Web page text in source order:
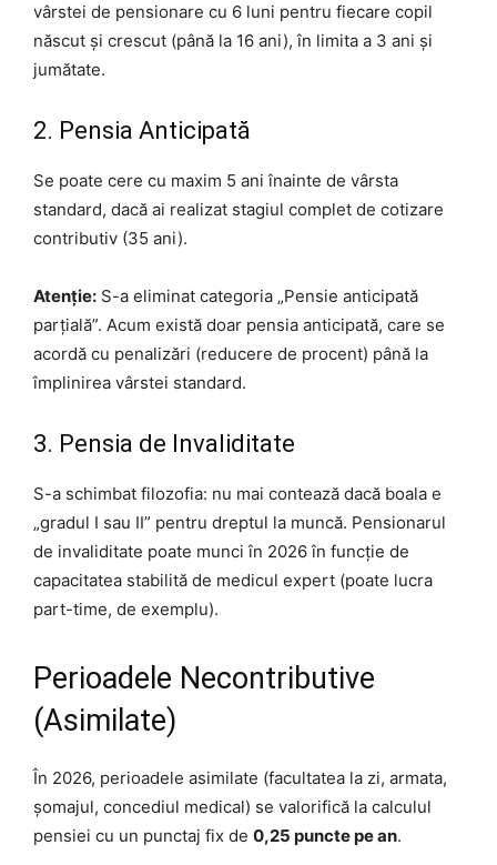
vârstei de pensionare cu 6 luni pentru fiecare copil
născut și crescut (până la 16 ani), în limita a 3 ani și
jumătate.
2. Pensia Anticipată
Se poate cere cu maxim 5 ani înainte de vârsta
standard, dacă ai realizat stagiul complet de cotizare
contributiv (35 ani).
Atenție: S-a eliminat categoria „Pensie anticipată
parțială”. Acum există doar pensia anticipată, care se
acordă cu penalizări (reducere de procent) până la
împlinirea vârstei standard.
3. Pensia de Invaliditate
S-a schimbat filozofia: nu mai contează dacă boala e
„gradul I sau II” pentru dreptul la muncă. Pensionarul
de invaliditate poate munci în 2026 în funcție de
capacitatea stabilită de medicul expert (poate lucra
part-time, de exemplu).
Perioadele Necontributive
(Asimilate)
În 2026, perioadele asimilate (facultatea la zi, armata,
șomajul, concediul medical) se valorifică la calculul
pensiei cu un punctaj fix de 0,25 puncte pe an.